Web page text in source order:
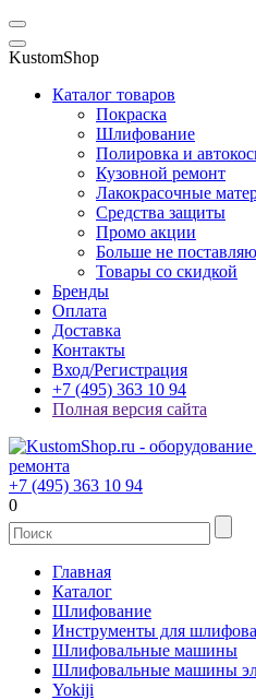
KustomShop
Каталог товаров
Покраска
Шлифование
Полировка и
Кузовной ремонт
Лакокрасочные
Средства защиты
Промо акции
Больше не
Товары со скидкой
Бренды
Оплата
Доставка
Контакты
Вход/Регистрация
+7 (495) 363 10 94
Полная версия сайта
+7 (495) 363 10 94
0
Главная
Каталог
Шлифование
Инструменты для
Шлифовальные машины
Шлифовальные машины
Yokiji